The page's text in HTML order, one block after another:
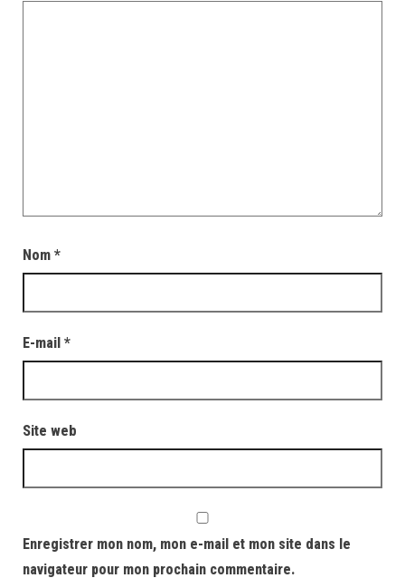
Nom *
E-mail *
Site web
Enregistrer mon nom, mon e-mail et mon site dans le
navigateur pour mon prochain commentaire.